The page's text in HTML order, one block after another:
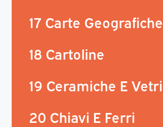
17 Carte Geografiche
18 Cartoline
19 Ceramiche E Vetri
20 Chiavi E Ferri